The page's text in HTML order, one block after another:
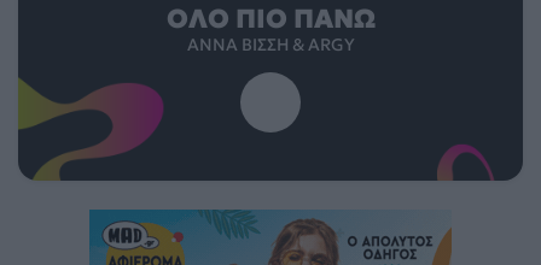
ΌΛΟ ΠΙΟ ΠΆΝΩ
ΆΝΝΑ ΒΊΣΣΗ & ARGY